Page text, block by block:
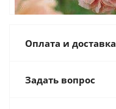
Оплата и доставка
Задать вопрос